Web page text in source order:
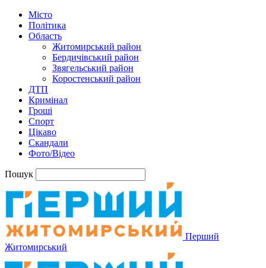
Місто
Політика
Область
Житомирський район
Бердичівський район
Звягельський район
Коростенський район
ДТП
Кримінал
Гроші
Спорт
Цікаво
Скандали
Фото/Відео
Пошук
Перший
Житомирський